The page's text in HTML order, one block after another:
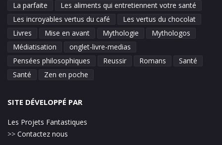
La parfaite
Les aliments qui entretiennent votre santé
Les incroyables vertus du café
Les vertus du chocolat
Livres
Mise en avant Mythologie
Mythologos
Médiatisation
onglet-livre-medias
Pensées philosophiques
Reussir Romans
Santé
Santé
Zen en poche
SITE DÉVELOPPÉ PAR
Les Projets Fantastiques
>> Contactez nous